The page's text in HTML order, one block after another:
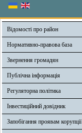
Відомості про район
Нормативно-правова база
Звернення громадян
Публічна інформація
Регуляторна політика
Інвестиційний довідник
Запобігання проявам корупції